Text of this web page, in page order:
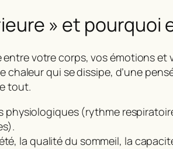
» et pourquoi
entre votre corps, vos émotions
qui se dissipe, d’une
tout.
(rythme
la qualité du sommeil, la